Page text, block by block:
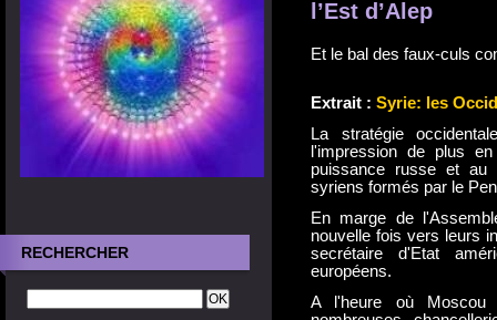
RECHERCHER
l’Est d’Alep
Et le bal des faux-culs
Extrait : Syrie: les
La stratégie
l'impression de plus
puissance russe et au
syriens formés par le
En marge de
nouvelle fois vers leurs
secrétaire d'Etat
européens.
A l'heure où